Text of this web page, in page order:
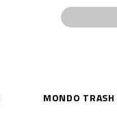
MONDO TRASH